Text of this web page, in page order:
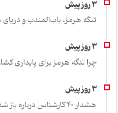
تنگه هرمز، باب‌المندب و
چرا تنگه هرمز برای پایداری
هشدار 40 کارشناس درباره باز شدن تنگه هرمز